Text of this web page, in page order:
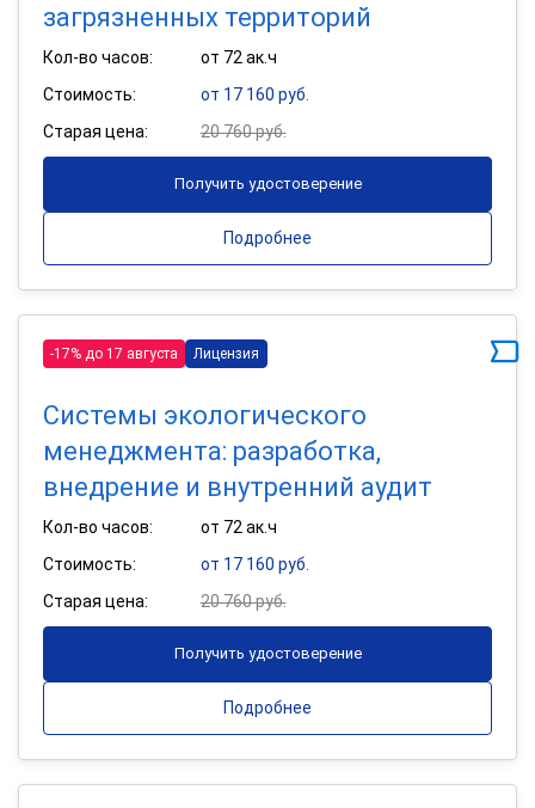
загрязненных территорий
Кол-во часов:
от 72 ак.ч
Стоимость:
от 17 160 руб.
Старая цена:
20 760 руб.
Получить удостоверение
Подробнее
-17% до 17 августа Лицензия
Системы экологического
менеджмента: разработка,
внедрение и внутренний аудит
Кол-во часов:
от 72 ак.ч
Стоимость:
от 17 160 руб.
Старая цена:
20 760 руб.
Получить удостоверение
Подробнее